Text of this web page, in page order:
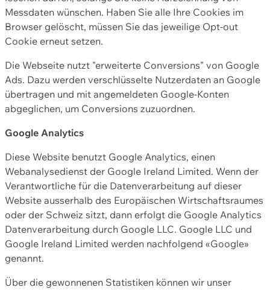
Messdaten wünschen. Haben Sie alle Ihre Cookies im
Browser gelöscht, müssen Sie das jeweilige Opt-out
Cookie erneut setzen.
Die Webseite nutzt "erweiterte Conversions" von Google
Ads. Dazu werden verschlüsselte Nutzerdaten an Google
übertragen und mit angemeldeten Google-Konten
abgeglichen, um Conversions zuzuordnen.
Google Analytics
Diese Website benutzt Google Analytics, einen
Webanalysedienst der Google Ireland Limited. Wenn der
Verantwortliche für die Datenverarbeitung auf dieser
Website ausserhalb des Europäischen Wirtschaftsraumes
oder der Schweiz sitzt, dann erfolgt die Google Analytics
Datenverarbeitung durch Google LLC. Google LLC und
Google Ireland Limited werden nachfolgend «Google»
genannt.
Über die gewonnenen Statistiken können wir unser